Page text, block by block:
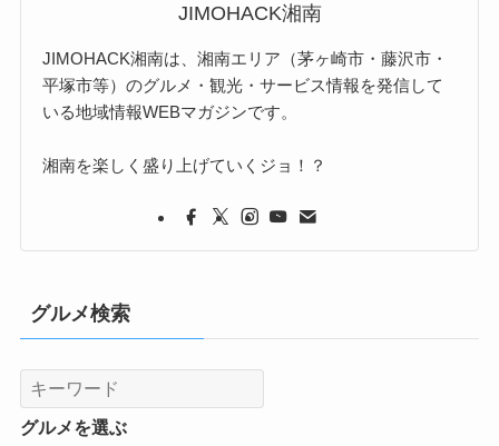
JIMOHACK湘南
JIMOHACK湘南は、湘南エリア（茅ヶ崎市・藤沢市・
平塚市等）のグルメ・観光・サービス情報を発信して
いる地域情報WEBマガジンです。
湘南を楽しく盛り上げていくジョ！？
グルメ検索
グルメを選ぶ